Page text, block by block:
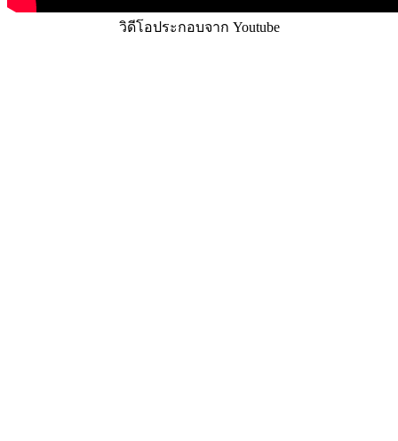
วิดีโอประกอบจาก Youtube